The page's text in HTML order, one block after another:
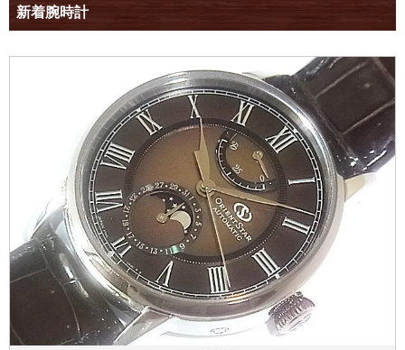
新着腕時計